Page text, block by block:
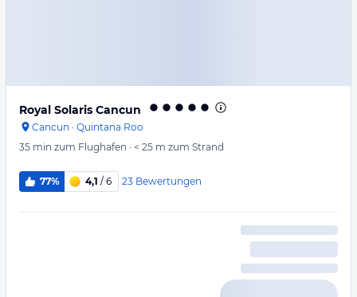
Royal Solaris Cancun
Cancun · Quintana Roo
35 min zum Flughafen · < 25 m zum Strand
77% 4,1 / 6 23 Bewertungen